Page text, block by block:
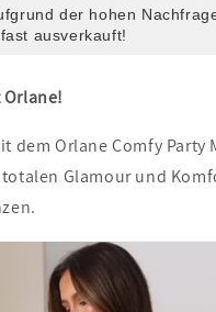
der hohen
ausverkauft!
Orlane!
dem Orlane Comfy Party
Glamour und